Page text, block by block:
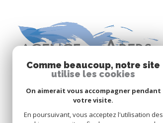
Comme beaucoup, notre site
utilise les cookies
On aimerait vous accompagner pendant
votre visite.
En poursuivant, vous acceptez l'utilisation des